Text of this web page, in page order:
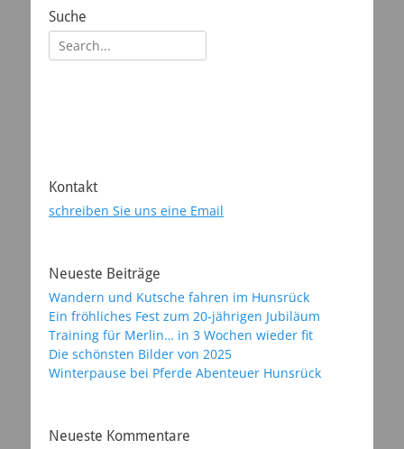
Suche
Suchen
nach:
Kontakt
schreiben Sie uns eine Email
Neueste Beiträge
Wandern und Kutsche fahren im Hunsrück
Ein fröhliches Fest zum 20-jährigen Jubiläum
Training für Merlin… in 3 Wochen wieder fit
Die schönsten Bilder von 2025
Winterpause bei Pferde Abenteuer Hunsrück
Neueste Kommentare